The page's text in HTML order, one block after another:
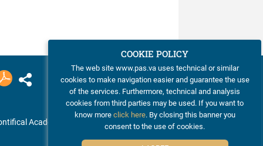
Academy of Sciences
COOKIE POLICY
The web site www.pas.va uses technical or similar
cookies to make navigation easier and guarantee the use
of the services. Furthermore, technical and analysis
cookies from third parties may be used. If you want to
know moreclick here. By closing this banner you
consent to the use of cookies.